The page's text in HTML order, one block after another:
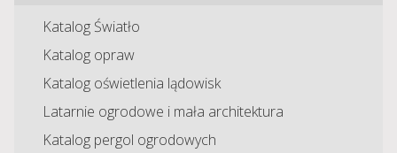
Katalog Światło
Katalog opraw
Katalog oświetlenia lądowisk
Latarnie ogrodowe i mała architektura
Katalog pergol ogrodowych